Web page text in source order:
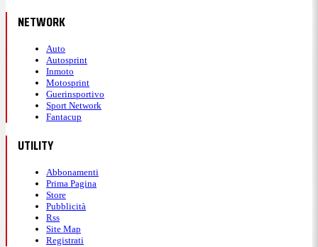
NETWORK
Auto
Autosprint
Inmoto
Motosprint
Guerinsportivo
Sport Network
Fantacup
UTILITY
Abbonamenti
Prima Pagina
Store
Pubblicità
Rss
Site Map
Registrati